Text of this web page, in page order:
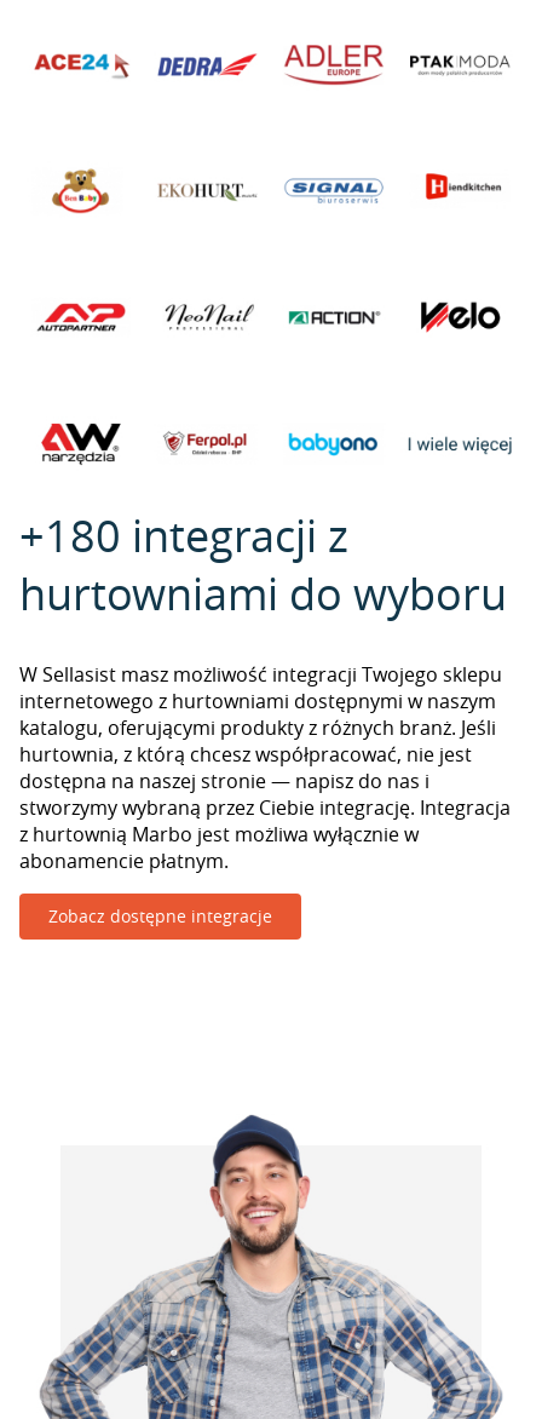
+180 integracji z
hurtowniami do wyboru
W Sellasist masz możliwość integracji Twojego sklepu
internetowego z hurtowniami dostępnymi w naszym
katalogu, oferującymi produkty z różnych branż. Jeśli
hurtownia, z którą chcesz współpracować, nie jest
dostępna na naszej stronie — napisz do nas i
stworzymy wybraną przez Ciebie integrację. Integracja
z hurtownią Marbo jest możliwa wyłącznie w
abonamencie płatnym.
Zobacz dostępne integracje